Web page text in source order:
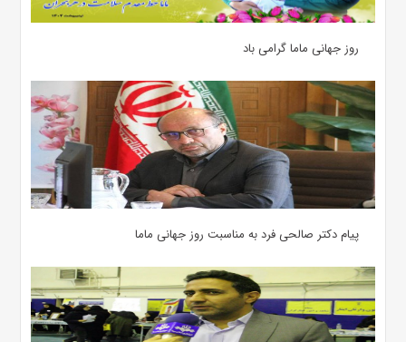
روز جهانی ماما گرامی باد
پیام دکتر صالحی فرد به مناسبت روز جهانی ماما